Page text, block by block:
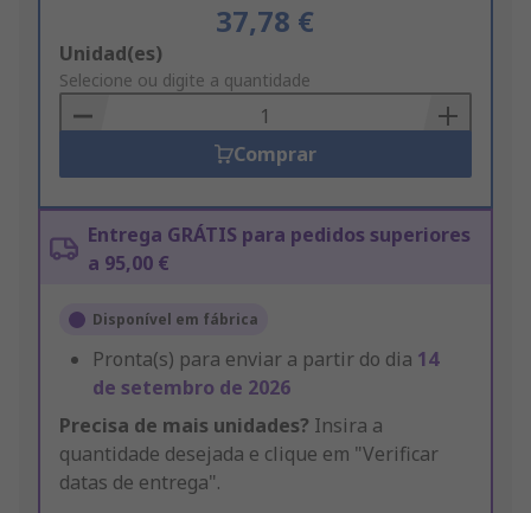
37,78 €
Add
to
Basket
Unidad(es)
Selecione ou digite a quantidade
Comprar
Entrega GRÁTIS para pedidos superiores
a 95,00 €
Disponível em fábrica
Pronta(s) para enviar a partir do dia 14
de setembro de 2026
Precisa de mais unidades? Insira a
quantidade desejada e clique em "Verificar
datas de entrega".